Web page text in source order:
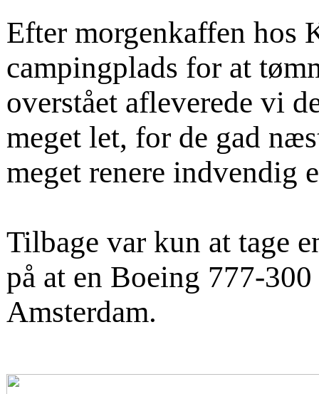
Efter morgenkaffen hos
campingplads for at
overstået afleverede vi
meget let, for de gad
meget renere indvendig
Tilbage var kun at tage
på at en Boeing 777-
Amsterdam.